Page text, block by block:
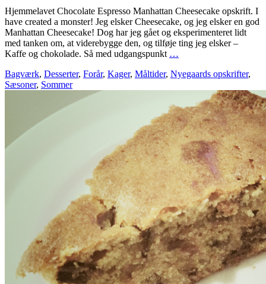
Hjemmelavet Chocolate Espresso Manhattan Cheesecake opskrift. I
have created a monster! Jeg elsker Cheesecake, og jeg elsker en god
Manhattan Cheesecake! Dog har jeg gået og eksperimenteret lidt
med tanken om, at viderebygge den, og tilføje ting jeg elsker –
Kaffe og chokolade. Så med udgangspunkt …
Bagværk, Desserter, Forår, Kager, Måltider, Nyegaards opskrifter,
Sæsoner, Sommer